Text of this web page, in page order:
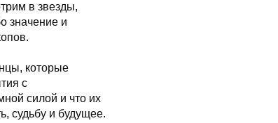
в звезды,
значение и
которые
с
силой и что их
судьбу и будущее.